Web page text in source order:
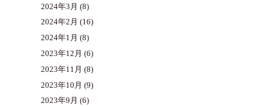
2024年3月 (8)
2024年2月 (16)
2024年1月 (8)
2023年12月 (6)
2023年11月 (8)
2023年10月 (9)
2023年9月 (6)